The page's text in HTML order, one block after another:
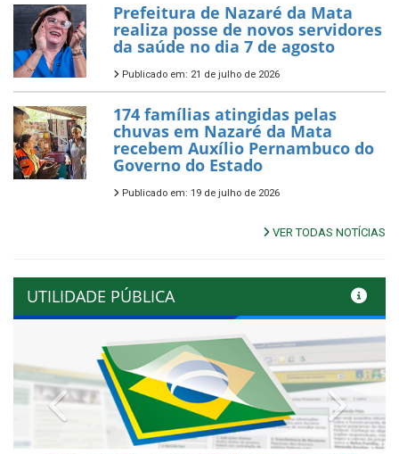
Prefeitura de Nazaré da Mata
realiza posse de novos servidores
da saúde no dia 7 de agosto
Publicado em: 21 de julho de 2026
174 famílias atingidas pelas
chuvas em Nazaré da Mata
recebem Auxílio Pernambuco do
Governo do Estado
Publicado em: 19 de julho de 2026
VER TODAS NOTÍCIAS
UTILIDADE PÚBLICA
Previous Next